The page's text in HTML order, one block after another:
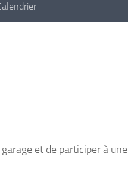
et de participer à une